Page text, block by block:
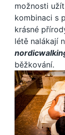
možnosti
kombinaci s
krásné
létě nalákají
běžkování.